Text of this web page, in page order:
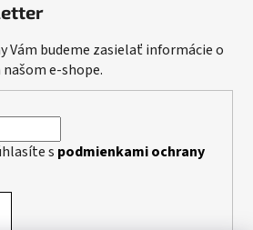
Vám budeme zasielať informácie o
e-shope.
s podmienkami ochrany